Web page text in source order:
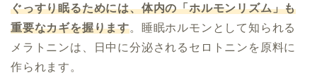
ぐっすり眠るためには、体内の「ホルモンリズム」も
重要なカギを握ります。睡眠ホルモンとして知られる
メラトニンは、日中に分泌されるセロトニンを原料に
作られます。